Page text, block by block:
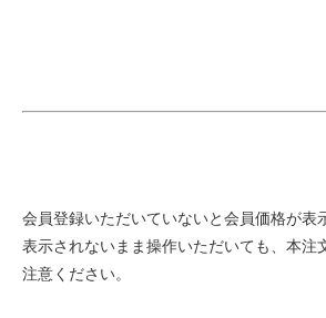
会員登録いただいていないと会員価格が表
表示されないまま操作いただいても、本注
注意ください。